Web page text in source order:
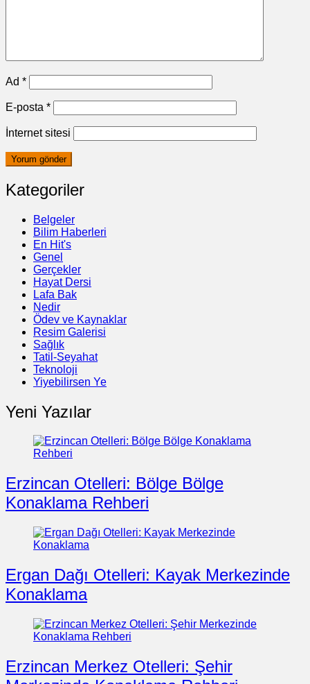
Ad *
E-posta *
İnternet sitesi
Kategoriler
Belgeler
Bilim Haberleri
En Hit's
Genel
Gerçekler
Hayat Dersi
Lafa Bak
Nedir
Ödev ve Kaynaklar
Resim Galerisi
Sağlık
Tatil-Seyahat
Teknoloji
Yiyebilirsen Ye
Yeni Yazılar
Erzincan Otelleri: Bölge Bölge
Konaklama Rehberi
Ergan Dağı Otelleri: Kayak Merkezinde
Konaklama
Erzincan Merkez Otelleri: Şehir